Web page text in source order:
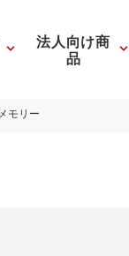
法人向け商
品
モリー